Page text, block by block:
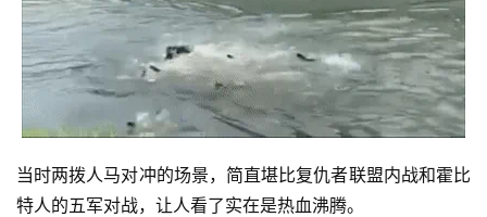
当时两拨人马对冲的场景，简直堪比复仇者联盟内战和霍比
特人的五军对战，让人看了实在是热血沸腾。